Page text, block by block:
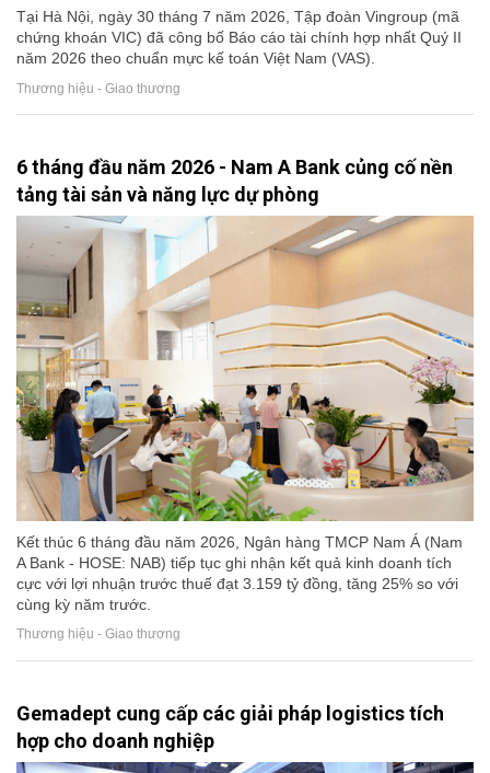
Tại Hà Nội, ngày 30 tháng 7 năm 2026, Tập đoàn Vingroup (mã
chứng khoán VIC) đã công bố Báo cáo tài chính hợp nhất Quý II
năm 2026 theo chuẩn mực kế toán Việt Nam (VAS).
Thương hiệu - Giao thương
6 tháng đầu năm 2026 - Nam A Bank củng cố nền
tảng tài sản và năng lực dự phòng
Kết thúc 6 tháng đầu năm 2026, Ngân hàng TMCP Nam Á (Nam
A Bank - HOSE: NAB) tiếp tục ghi nhận kết quả kinh doanh tích
cực với lợi nhuận trước thuế đạt 3.159 tỷ đồng, tăng 25% so với
cùng kỳ năm trước.
Thương hiệu - Giao thương
Gemadept cung cấp các giải pháp logistics tích
hợp cho doanh nghiệp